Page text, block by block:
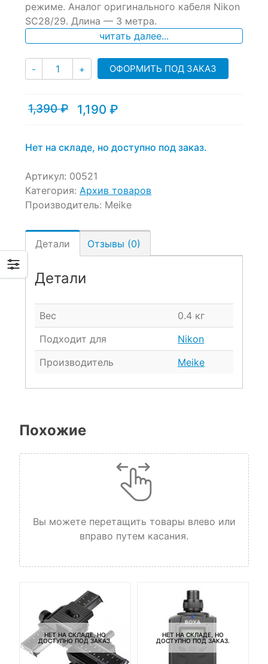
customer
ratings
режиме. Аналог оригинального кабеля Nikon
SC28/29. Длина — 3 метра.
читать далее...
- Количество
+ ОФОРМИТЬ ПОД ЗАКАЗ
1,390₽
Первоначальная
1,390 ₽.
1,190 ₽
Текущая
Нет на складе, но доступно под заказ.
Артикул: 00521
Категория: Архив товаров
Производитель: Meike
Детали Отзывы (0)
Детали
Вес
0.4 кг
Подходит для
Nikon
Производитель
Meike
Похожие
Вы можете перетащить товары влево или
вправо путем касания.
НЕТ НА СКЛАДЕ, НО
ДОСТУПНО ПОД ЗАКАЗ.
НЕТ НА СКЛАДЕ, НО
ДОСТУПНО ПОД ЗАКАЗ.